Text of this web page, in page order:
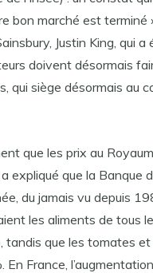
bon marché est
Justin King, qui
doivent désormais
qui siège désormais au
que les prix au
expliqué que la Banque
du jamais vu depuis
les aliments de tous
tandis que les tomates
France,